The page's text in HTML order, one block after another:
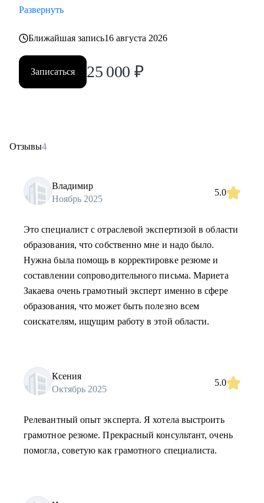
Развернуть
Ближайшая запись16 августа 2026
Записаться 25 000 ₽
Отзывы4
Владимир
Ноябрь 2025
5.0
Это специалист с отраслевой экспертизой в области
образования, что собственно мне и надо было.
Нужна была помощь в корректировке резюме и
составлении сопроводительного письма. Мариета
Закаева очень грамотный эксперт именно в сфере
образования, что может быть полезно всем
соискателям, ищущим работу в этой области.
Ксения
Октябрь 2025
5.0
Релевантный опыт эксперта. Я хотела выстроить
грамотное резюме. Прекрасный консультант, очень
помогла, советую как грамотного специалиста.